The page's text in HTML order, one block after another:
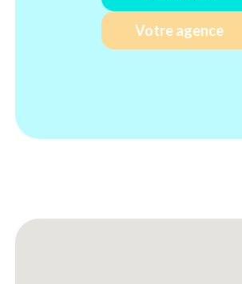
Votre agence